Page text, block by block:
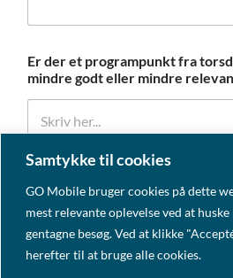
Samtykke til cookies
GO Mobile bruger cookies på dette
mest relevante oplevelse ved at
gentagne besøg. Ved at klikke
herefter til at bruge alle cookies.
Er der et programpunkt fra
mindre godt eller mindre
Videre